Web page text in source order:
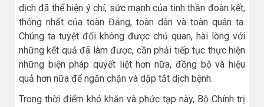
dịch đã thể hiện ý chí, sức mạnh của tinh thần đoàn kết,
thống nhất của toàn Đảng, toàn dân và toàn quân ta.
Chúng ta tuyệt đối không được chủ quan, hài lòng với
những kết quả đã làm được, cần phải tiếp tục thực hiện
những biện pháp quyết liệt hơn nữa, đồng bộ và hiệu
quả hơn nữa để ngăn chặn và dập tắt dịch bệnh.
Trong thời điểm khó khăn và phức tạp này, Bộ Chính trị